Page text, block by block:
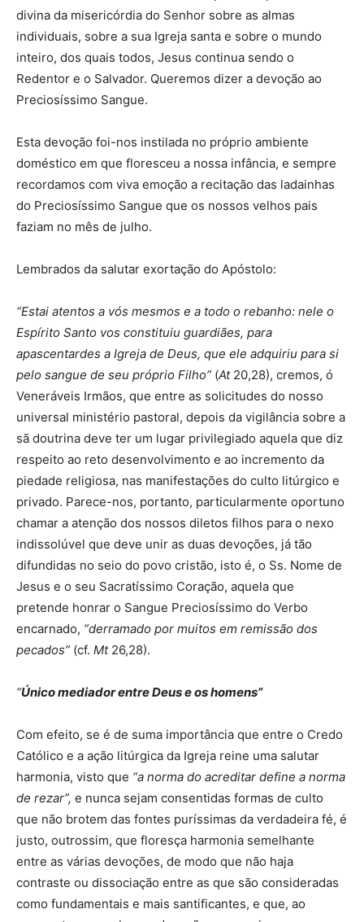
divina da misericórdia do Senhor sobre as almas
individuais, sobre a sua Igreja santa e sobre o mundo
inteiro, dos quais todos, Jesus continua sendo o
Redentor e o Salvador. Queremos dizer a devoção ao
Preciosíssimo Sangue.
Esta devoção foi-nos instilada no próprio ambiente
doméstico em que floresceu a nossa infância, e sempre
recordamos com viva emoção a recitação das ladainhas
do Preciosíssimo Sangue que os nossos velhos pais
faziam no mês de julho.
Lembrados da salutar exortação do Apóstolo:
“Estai atentos a vós mesmos e a todo o rebanho: nele o
Espírito Santo vos constituiu guardiães, para
apascentardes a Igreja de Deus, que ele adquiriu para si
pelo sangue de seu próprio Filho” (At 20,28), cremos, ó
Veneráveis Irmãos, que entre as solicitudes do nosso
universal ministério pastoral, depois da vigilância sobre a
sã doutrina deve ter um lugar privilegiado aquela que diz
respeito ao reto desenvolvimento e ao incremento da
piedade religiosa, nas manifestações do culto litúrgico e
privado. Parece-nos, portanto, particularmente oportuno
chamar a atenção dos nossos diletos filhos para o nexo
indissolúvel que deve unir as duas devoções, já tão
difundidas no seio do povo cristão, isto é, o Ss. Nome de
Jesus e o seu Sacratíssimo Coração, aquela que
pretende honrar o Sangue Preciosíssimo do Verbo
encarnado, “derramado por muitos em remissão dos
pecados” (cf. Mt 26,28).
“Único mediador entre Deus e os homens”
Com efeito, se é de suma importância que entre o Credo
Católico e a ação litúrgica da Igreja reine uma salutar
harmonia, visto que “a norma do acreditar define a norma
de rezar”, e nunca sejam consentidas formas de culto
que não brotem das fontes puríssimas da verdadeira fé, é
justo, outrossim, que floresça harmonia semelhante
entre as várias devoções, de modo que não haja
contraste ou dissociação entre as que são consideradas
como fundamentais e mais santificantes, e que, ao